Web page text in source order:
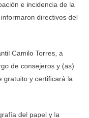
e incidencia de la
directivos del
Camilo Torres, a
de consejeros y (as)
gratuito y certificará la
del papel y la